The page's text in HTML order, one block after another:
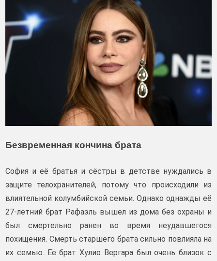
Безвременная кончина брата
София и её братья и сёстры в детстве нуждались в
защите телохранителей, потому что происходили из
влиятельной колумбийской семьи. Однако однажды её
27-летний брат Рафаэль вышел из дома без охраны и
был смертельно ранен во время неудавшегося
похищения. Смерть старшего брата сильно повлияла на
их семью. Её брат Хулио Вергара был очень близок с